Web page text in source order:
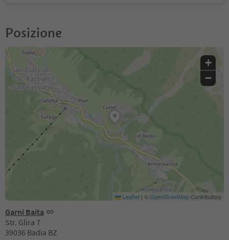
Posizione
Garni Baita
Str. Glira 7
39036 Badia BZ
+
−
Leaflet | ©OpenStreetMapContributors